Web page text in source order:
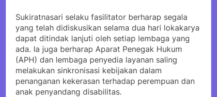
Sukiratnasari selaku fasilitator berharap segala
yang telah didiskusikan selama dua hari lokakarya
dapat ditindak lanjuti oleh setiap lembaga yang
ada. Ia juga berharap Aparat Penegak Hukum
(APH) dan lembaga penyedia layanan saling
melakukan sinkronisasi kebijakan dalam
penanganan kekerasan terhadap perempuan dan
anak penyandang disabilitas.